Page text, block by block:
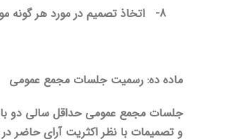
8-
اتخاذ تصمیم در مورد هر
ماده ده: رسمیت جلسات مجمع عمومی
و تصمیمات با نظر اکثریت آرای حاضر در جلسه معتبر خواهد بود